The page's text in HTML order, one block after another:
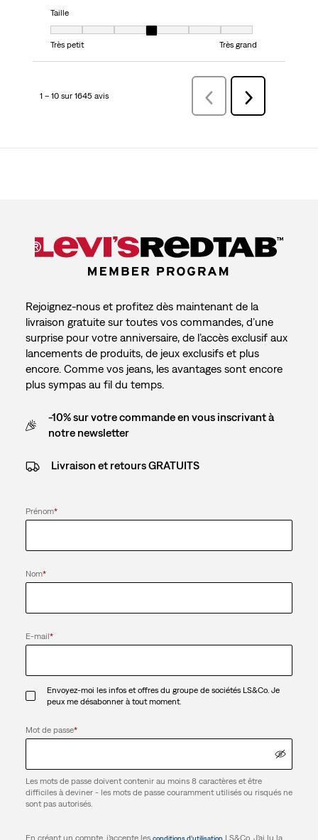
Taille
Taille, 4 sur 7, où 1 est égal à Très petit et 7 est égal à Très grand
Très petit
Très grand
1 – 10 sur 1645 avis PrécédentavisSuivant
avis
Rejoignez-nous et profitez dès maintenant de la
livraison gratuite sur toutes vos commandes, d’une
surprise pour votre anniversaire, de l’accès exclusif aux
lancements de produits, de jeux exclusifs et plus
encore. Comme vos jeans, les avantages sont encore
plus sympas au fil du temps.
-10% sur votre commande en vous inscrivant à
notre newsletter
Livraison et retours GRATUITS
Prénom*
Nom*
E-mail*
Envoyez-moi les infos et offres du groupe de sociétés LS&Co. Je
peux me désabonner à tout moment.
Mot de passe*
Les mots de passe doivent contenir au moins 8 caractères et être
difficiles à deviner - les mots de passe couramment utilisés ou risqués ne
sont pas autorisés.
conditions d’utilisation